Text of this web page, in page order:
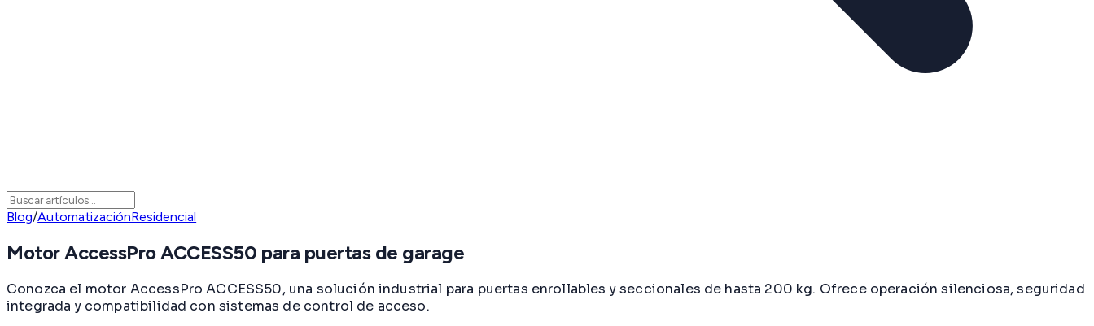
Blog/AutomatizaciónResidencial
Motor AccessPro ACCESS50 para puertas de garage
Conozca el motor AccessPro ACCESS50, una solución industrial para puertas enrollables y seccionales de hasta 200 kg. Ofrece operación silenciosa, seguridad
integrada y compatibilidad con sistemas de control de acceso.